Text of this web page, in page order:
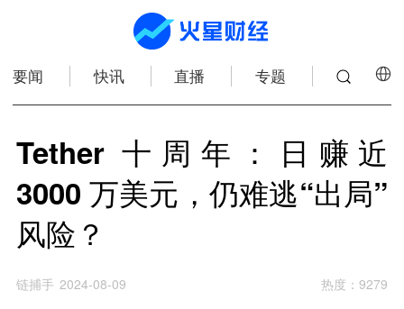
要闻 快讯 直播 专题
Tether 十周年：日赚近
3000 万美元，仍难逃“出局”
风险？
链捕手 2024-08-09 热度 ：9279